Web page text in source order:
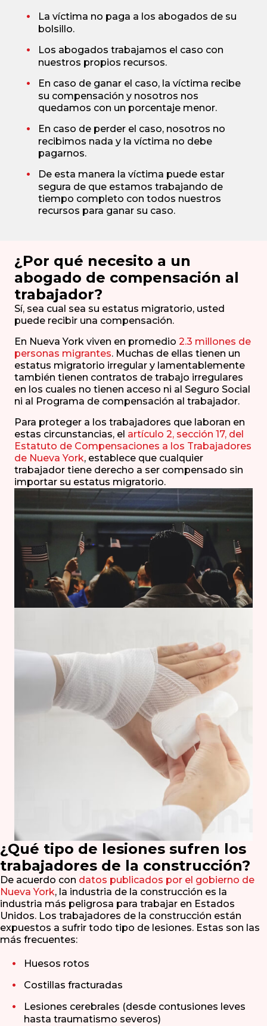
La víctima no paga a los abogados de su
bolsillo.
Los abogados trabajamos el caso con
nuestros propios recursos.
En caso de ganar el caso, la víctima recibe
su compensación y nosotros nos
quedamos con un porcentaje menor.
En caso de perder el caso, nosotros no
recibimos nada y la víctima no debe
pagarnos.
De esta manera la víctima puede estar
segura de que estamos trabajando de
tiempo completo con todos nuestros
recursos para ganar su caso.
¿Por qué necesito a un
abogado de compensación al
trabajador?
Sí, sea cual sea su estatus migratorio, usted
puede recibir una compensación.
En Nueva York viven en promedio 2.3 millones de
personas migrantes. Muchas de ellas tienen un
estatus migratorio irregular y lamentablemente
también tienen contratos de trabajo irregulares
en los cuales no tienen acceso ni al Seguro Social
ni al Programa de compensación al trabajador.
Para proteger a los trabajadores que laboran en
estas circunstancias, el artículo 2, sección 17, del
Estatuto de Compensaciones a los Trabajadores
de Nueva York, establece que cualquier
trabajador tiene derecho a ser compensado sin
importar su estatus migratorio.
¿Qué tipo de lesiones sufren los
trabajadores de la construcción?
De acuerdo con datos publicados por el gobierno de
Nueva York, la industria de la construcción es la
industria más peligrosa para trabajar en Estados
Unidos. Los trabajadores de la construcción están
expuestos a sufrir todo tipo de lesiones. Estas son las
más frecuentes:
Huesos rotos
Costillas fracturadas
Lesiones cerebrales (desde contusiones leves
hasta traumatismo severos)